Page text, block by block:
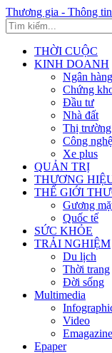
Thương gia - Thông
THỜI CUỘC
KINH DOANH
Ngân hàng
Chứng
Đầu tư
Nhà đất
Thị trường
Công nghệ
Xe plus
QUẢN TRỊ
THƯƠNG
THẾ GIỚI
Gương
Quốc tế
SỨC KHỎE
TRẢI NGHIỆM
Du lịch
Thời trang
Đời sống
Multimedia
Video
Emagazine
Epaper